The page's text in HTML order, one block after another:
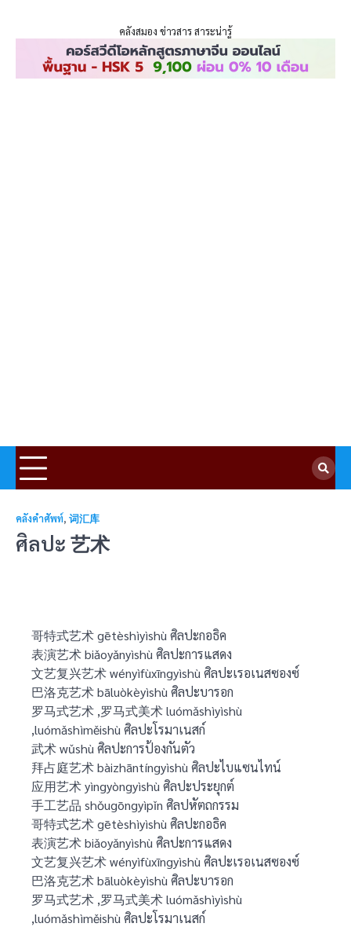
คลังสมอง ข่าวสาร สาระน่ารู้
คลังคำศัพท์, 词汇库
ศิลปะ 艺术
哥特式艺术 gētèshìyìshù ศิลปะกอธิค
表演艺术 biǎoyǎnyìshù ศิลปะการแสดง
文艺复兴艺术 wényìfùxīngyìshù ศิลปะเรอเนสซองซ์
巴洛克艺术 bāluòkèyìshù ศิลปะบารอก
罗马式艺术 ,罗马式美术 luómǎshìyìshù
,luómǎshìměishù ศิลปะโรมาเนสก์
武术 wǔshù ศิลปะการป้องกันตัว
拜占庭艺术 bàizhāntíngyìshù ศิลปะไบแซนไทน์
应用艺术 yìngyòngyìshù ศิลปะประยุกต์
手工艺品 shǒugōngyìpǐn ศิลปหัตถกรรม
哥特式艺术 gētèshìyìshù ศิลปะกอธิค
表演艺术 biǎoyǎnyìshù ศิลปะการแสดง
文艺复兴艺术 wényìfùxīngyìshù ศิลปะเรอเนสซองซ์
巴洛克艺术 bāluòkèyìshù ศิลปะบารอก
罗马式艺术 ,罗马式美术 luómǎshìyìshù
,luómǎshìměishù ศิลปะโรมาเนสก์